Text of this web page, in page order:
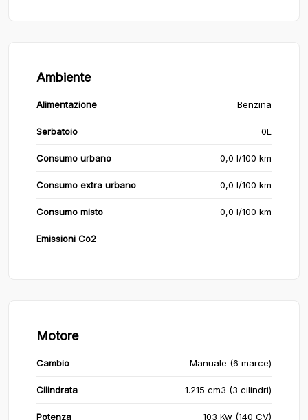
Ambiente
Alimentazione Benzina
Serbatoio 0L
Consumo urbano 0,0 l/100 km
Consumo extra urbano 0,0 l/100 km
Consumo misto 0,0 l/100 km
Emissioni Co2
Motore
Cambio Manuale (6 marce)
Cilindrata 1.215 cm3 (3 cilindri)
Potenza 103 Kw (140 CV)